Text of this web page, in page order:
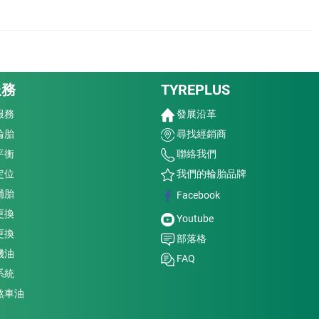
務
胎
衡
位
胎
換
換
油
統
車油
TYREPLUS
發展沿革
尋找經銷商
聯絡我們
我們的輪胎品牌
Facebook
Youtube
部落格
FAQ